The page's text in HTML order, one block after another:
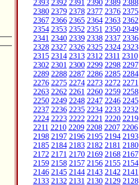
2393 2392 2391 2390 2389 2388
2380 2379 2378 2377 2376 2375
2367 2366 2365 2364 2363 2362
2354 2353 2352 2351 2350 2349
2341 2340 2339 2338 2337 2336
2328 2327 2326 2325 2324 2323
2315 2314 2313 2312 2311 2310
2302 2301 2300 2299 2298 2297
2289 2288 2287 2286 2285 2284
2276 2275 2274 2273 2272 2271
2263 2262 2261 2260 2259 2258
2250 2249 2248 2247 2246 2245
2237 2236 2235 2234 2233 2232
2224 2223 2222 2221 2220 2219
2211 2210 2209 2208 2207 2206
2198 2197 2196 2195 2194 2193
2185 2184 2183 2182 2181 2180
2172 2171 2170 2169 2168 2167
2159 2158 2157 2156 2155 2154
2146 2145 2144 2143 2142 2141
2133 2132 2131 2130 2129 2128